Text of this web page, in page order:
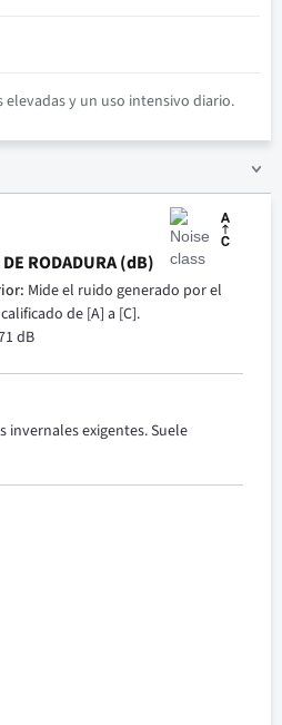
y un uso intensivo diario.
RODADURA (dB)
Mide el ruido generado por el
de [A] a [C].
dB
exigentes. Suele